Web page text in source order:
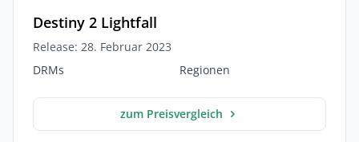
Destiny 2 Lightfall
Release: 28. Februar 2023
DRMs
Regionen
zum Preisvergleich